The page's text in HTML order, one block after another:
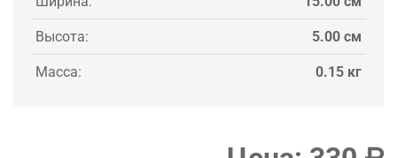
Высота: 5.00 см
Масса: 0.15 кг